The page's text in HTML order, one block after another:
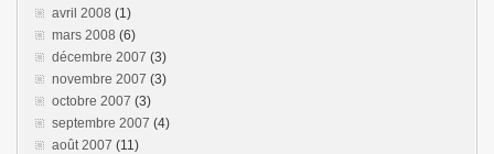
avril 2008 (1)
mars 2008 (6)
décembre 2007 (3)
novembre 2007 (3)
octobre 2007 (3)
septembre 2007 (4)
août 2007 (11)